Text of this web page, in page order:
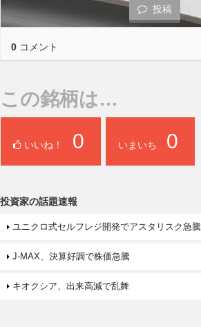
投稿
0 コメント
この銘柄は…
いいね！ 0 いまいち 0
投資家の話題速報
ユニクロ式セルフレジ開発でアスタリスク急騰
J-MAX、決算好調で株価急騰
キオクシア、出来高減で乱舞